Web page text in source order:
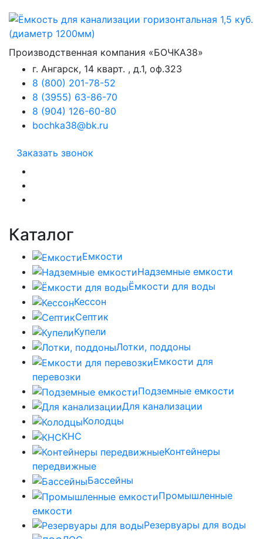
Производственная компания «БОЧКА38»
г. Ангарск, 14 кварт. , д.1, оф.323
8 (800) 201-78-52
8 (3955) 63-86-70
8 (904) 126-60-80
bochka38@bk.ru
Заказать звонок
Каталог
Емкости
Надземные емкости
Ёмкости для воды
Кессон
Септик
Купели
Лотки, поддоны
Емкости для
перевозки
Подземные емкости
Для канализации
Колодцы
КНС
Контейнеры
передвижные
Бассейны
Промышленные
емкости
Резервуары для воды